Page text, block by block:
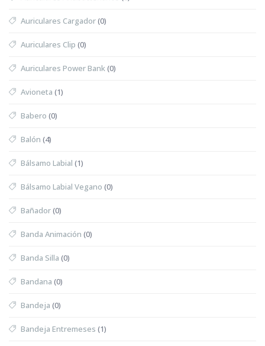
Auriculares Cargador(0)
Auriculares Clip (0)
Auriculares Power Bank(0)
Avioneta (1)
Babero (0)
Balón (4)
Bálsamo Labial (1)
Bálsamo Labial Vegano (0)
Bañador(0)
Banda Animación (0)
Banda Silla (0)
Bandana (0)
Bandeja (0)
Bandeja Entremeses (1)